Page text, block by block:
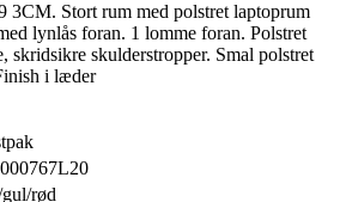
3CM. Stort rum med polstret laptoprum
lynlås foran. 1 lomme foran. Polstret
skridsikre skulderstropper. Smal polstret
i læder
gul/rød